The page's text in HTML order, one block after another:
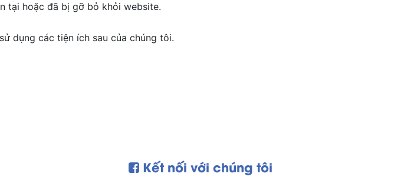
tại hoặc đã bị gỡ bỏ khỏi website.
dụng các tiện ích sau của chúng tôi.
Kết nối với chúng tôi